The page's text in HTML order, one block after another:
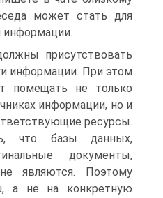
может стать для
информации.
присутствовать
информации. При этом
помещать не только
информации, но и
ресурсы.
что базы данных,
документы,
являются. Поэтому
а не на конкретную